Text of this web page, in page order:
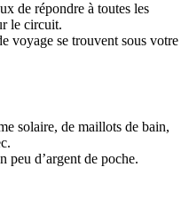
de répondre à toutes les
le circuit.
voyage se trouvent sous votre
solaire, de maillots de bain,
peu d’argent de poche.